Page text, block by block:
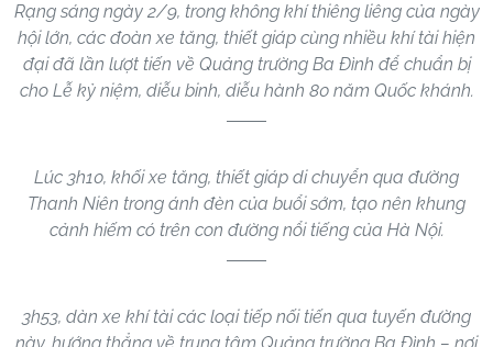
Rạng sáng ngày 2/9, trong không khí thiêng liêng của ngày
hội lớn, các đoàn xe tăng, thiết giáp cùng nhiều khí tài hiện
đại đã lần lượt tiến về Quảng trường Ba Đình để chuẩn bị
cho Lễ kỷ niệm, diễu binh, diễu hành 80 năm Quốc khánh.
Lúc 3h10, khối xe tăng, thiết giáp di chuyển qua đường
Thanh Niên trong ánh đèn của buổi sớm, tạo nên khung
cảnh hiếm có trên con đường nổi tiếng của Hà Nội.
3h53, dàn xe khí tài các loại tiếp nối tiến qua tuyến đường